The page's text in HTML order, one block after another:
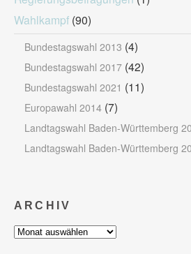
Wahlkampf (90)
Bundestagswahl 2013 (4)
Bundestagswahl 2017 (42)
Bundestagswahl 2021 (11)
Europawahl 2014 (7)
Landtagswahl Baden-Württemberg
Landtagswahl Baden-Württemberg
ARCHIV
Archiv